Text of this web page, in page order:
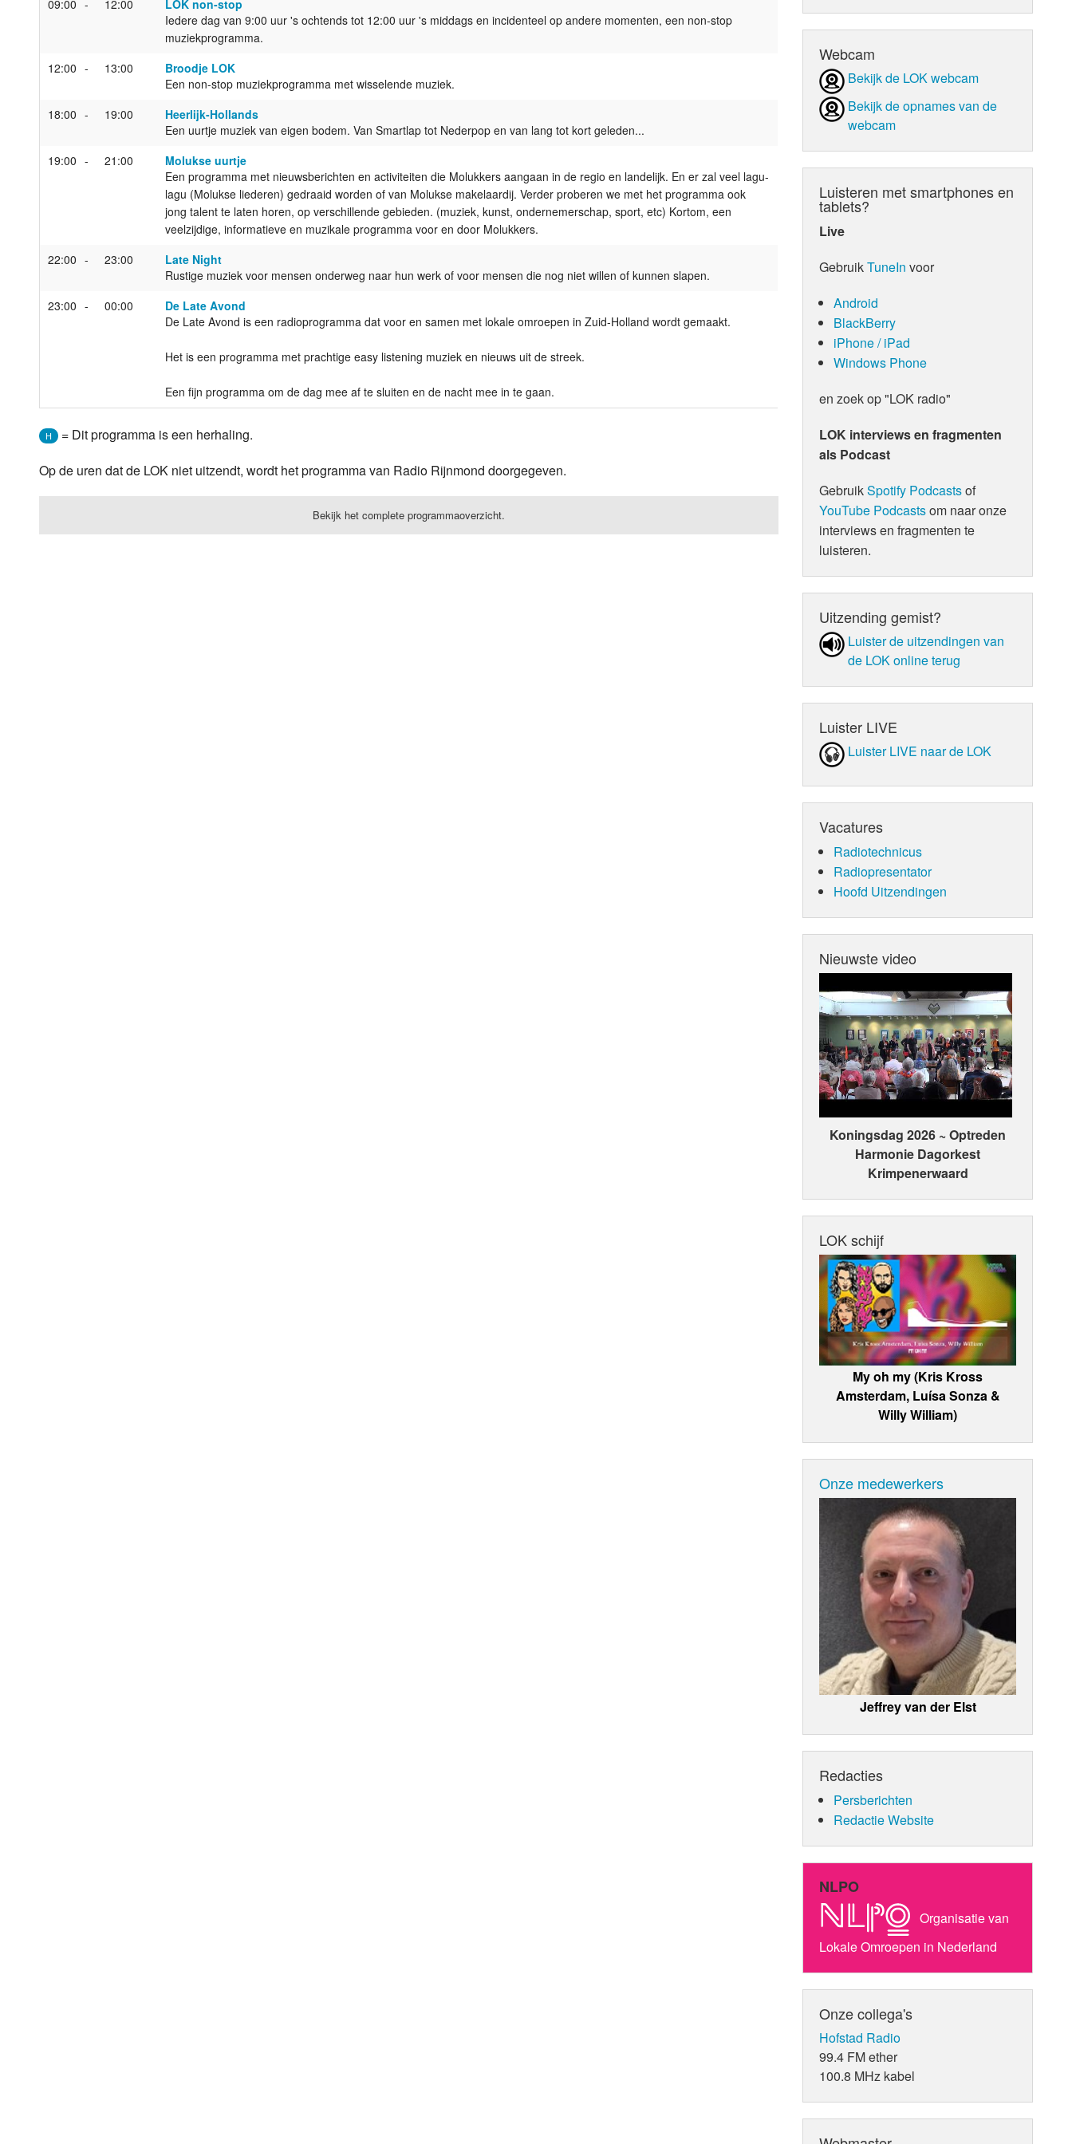
Donderdag
Vrijdag
Zondag
Luister LOK Live
LOK schijf
Programmabeleid Bepalend Orgaan
09:00 12:00
LOK non-stop
Iedere dag van 9:00 uur 's ochtends tot 12:00 uur 's middags en incidenteel op andere momenten, een non-stop
muziekprogramma.
12:00
13:00
Broodje LOK
Een non-stop muziekprogramma met wisselende muziek.
18:00
19:00
Heerlijk-Hollands
Een uurtje muziek van eigen bodem. Van Smartlap tot Nederpop en van lang tot kort geleden...
19:00
21:00
Molukse uurtje
Een programma met nieuwsberichten en activiteiten die Molukkers aangaan in de regio en landelijk. En er zal veel lagu-
lagu (Molukse liederen) gedraaid worden of van Molukse makelaardij. Verder proberen we met het programma ook
jong talent te laten horen, op verschillende gebieden. (muziek, kunst, ondernemerschap, sport, etc) Kortom, een
veelzijdige, informatieve en muzikale programma voor en door Molukkers.
22:00
23:00
Late Night
Rustige muziek voor mensen onderweg naar hun werk of voor mensen die nog niet willen of kunnen slapen.
23:00
00:00
De Late Avond
De Late Avond is een radioprogramma dat voor en samen met lokale omroepen in Zuid-Holland wordt gemaakt.
Het is een programma met prachtige easy listening muziek en nieuws uit de streek.
Een fijn programma om de dag mee af te sluiten en de nacht mee in te gaan.
H = Dit programma is een herhaling.
Op de uren dat de LOK niet uitzendt, wordt het programma van Radio Rijnmond doorgegeven.
Bekijk het complete programmaoverzicht.
Webcam
Bekijk de LOK webcam
Bekijk de opnames van de
webcam
Luisteren met smartphones en
tablets?
Live
GebruikTuneIn voor
Android
BlackBerry
iPhone / iPad
Windows Phone
en zoek op "LOK radio"
LOK interviews en fragmenten
als Podcast
GebruikSpotify Podcastsof
YouTube Podcastsom naar onze
interviews en fragmenten te
luisteren.
Uitzending gemist?
Luister de uit­zen­din­gen van
de LOK online terug
Luister LIVE
Luister LIVE naar de LOK
Vacatures
Radiotechnicus
Radiopresentator
Hoofd Uitzendingen
Nieuwste video
Koningsdag 2026 ~ Optreden
Harmonie Dagorkest
Krimpenerwaard
LOK schijf
My oh my (Kris Kross
Amsterdam, Luísa Sonza &
Willy William)
Onze medewerkers
Jeffrey van der Elst
Redacties
Persberichten
Redactie Website
NLPO
Organisatie van
Lokale Omroepen in Nederland
Onze collega's
Hofstad Radio
99.4 FM ether
100.8 MHz kabel